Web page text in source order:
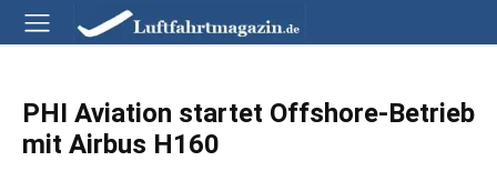
PHI Aviation startet Offshore-Betrieb
mit Airbus H160